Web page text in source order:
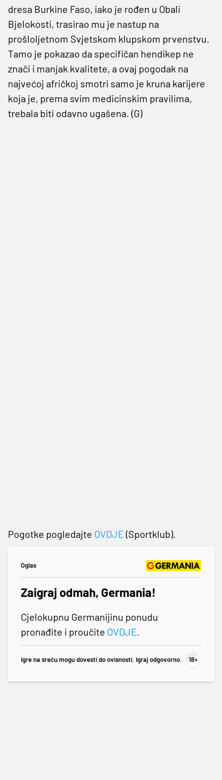
dresa Burkine Faso, iako je rođen u Obali
Bjelokosti, trasirao mu je nastup na
prošloljetnom Svjetskom klupskom prvenstvu.
Tamo je pokazao da specifičan hendikep ne
znači i manjak kvalitete, a ovaj pogodak na
najvećoj afričkoj smotri samo je kruna karijere
koja je, prema svim medicinskim pravilima,
trebala biti odavno ugašena. (G)
Pogotke pogledajte OVDJE (Sportklub).
Oglas
Zaigraj odmah, Germania!
Cjelokupnu Germanijinu ponudu
pronađite i proučite OVDJE.
Igre na sreću mogu dovesti do ovisnosti. Igraj odgovorno.